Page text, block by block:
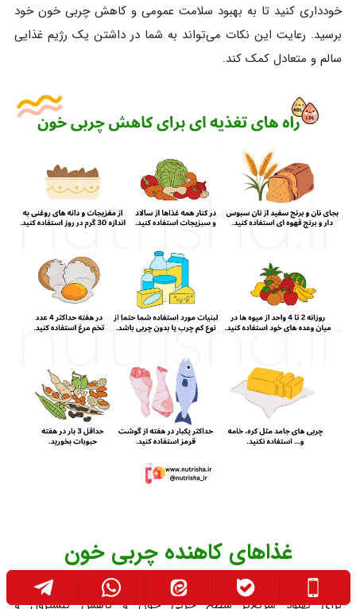
خودداری کنید تا به بهبود سلامت عمومی و کاهش چربی خون خود
برسید. رعایت این نکات می‌تواند به شما در داشتن یک رژیم غذایی
سالم و متعادل کمک کند.
غذاهای کاهنده چربی خون
برای بهبود سریع‌تر سطح چربی خون و کاهش کلسترول و